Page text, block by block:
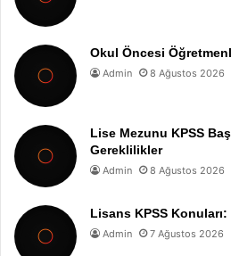
Okul Öncesi
Admin 8 Ağustos 2026
Lise Mezunu KPSS
Gereklilikler
Admin 8 Ağustos 2026
Lisans KPSS Konuları:
Admin 7 Ağustos 2026